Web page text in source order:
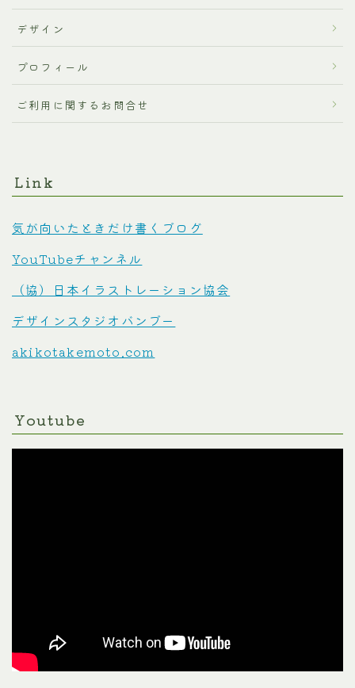
デザイン
プロフィール
ご利用に関するお問合せ
Link
気が向いたときだけ書くブログ
YouTubeチャンネル
（協）日本イラストレーション協会
デザインスタジオバンブー
akikotakemoto.com
Youtube